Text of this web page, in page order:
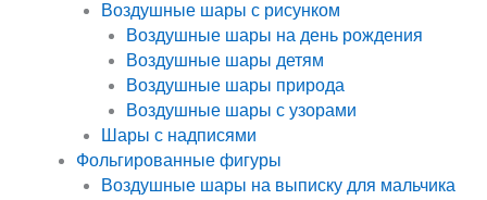
Воздушные шары с рисунком
Воздушные шары на день рождения
Воздушные шары детям
Воздушные шары природа
Воздушные шары с узорами
Шары с надписями
Фольгированные фигуры
Воздушные шары на выписку для мальчика